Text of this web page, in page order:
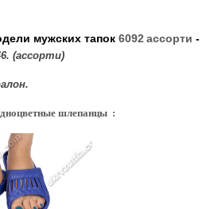
мужских тапок 6092 ассорти -
(ассорти)
шлепанцы :